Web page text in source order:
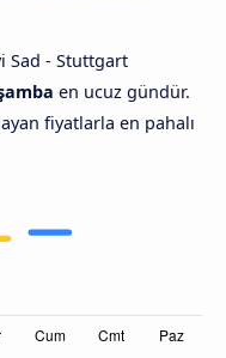
Sad - Stuttgart
en ucuz gündür.
fiyatlarla en pahalı